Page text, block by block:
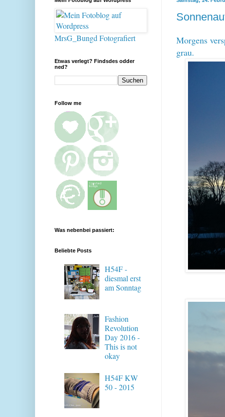
Morgens
grau.
MrsG_Bungd Fotografiert
Etwas verlegt? Findsdes odder
ned?
Follow me
Was nebenbei passiert:
Beliebte Posts
H54F -
diesmal erst
am Sonntag
Fashion
Revolution
Day 2016 -
This is not
okay
H54F KW
50 - 2015